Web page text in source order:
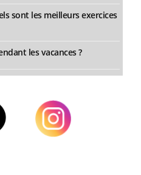
sont les meilleurs exercices
les vacances ?